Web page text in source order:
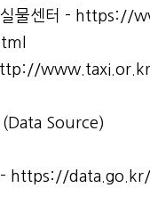
물센터 - https://
(Data Source)
https://data.go.kr/